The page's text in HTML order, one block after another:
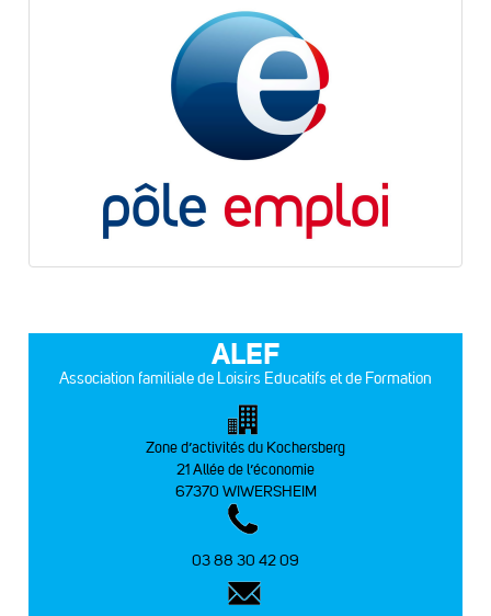
ALEF
Association familiale de Loisirs Educatifs et de Formation
Zone d’activités du Kochersberg
21 Allée de l’économie
67370 WIWERSHEIM
03 88 30 42 09